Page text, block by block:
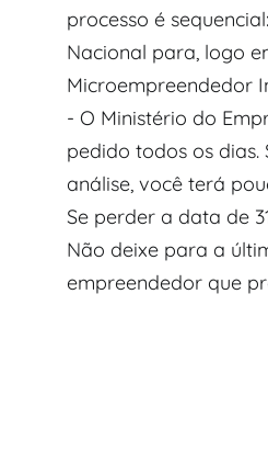
processo é
Nacional para, logo
Microempreendedor
​- O Ministério do
pedido todos os
análise, você terá
​Se perder a data de
Não deixe para a
empreendedor que